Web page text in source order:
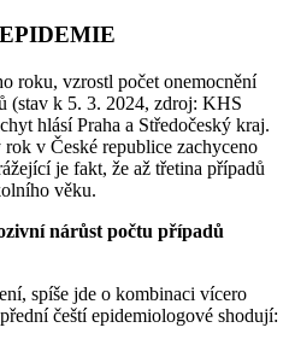
roku, vzrostl počet onemocnění
(stav k 5. 3. 2024, zdroj: KHS
hlásí Praha a Středočeský kraj.
v České republice zachyceno
je fakt, že až třetina případů
věku.
nárůst počtu případů
spíše jde o kombinaci vícero
čeští epidemiologové shodují: